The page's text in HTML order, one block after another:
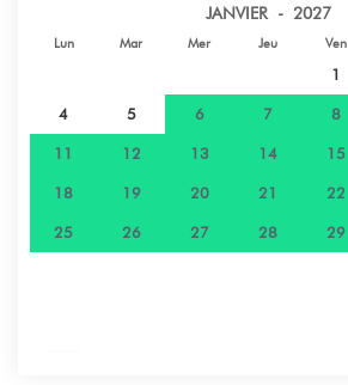
JANVIER - 2027
Lun Mar Mer Jeu Ven
1
4 5 6 7 8
11 12 13 14 15
18 19 20 21 22
25 26 27 28 29